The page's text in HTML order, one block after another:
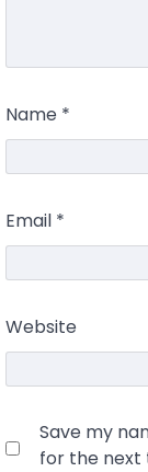
Name *
Email *
Website
Save my
for the next